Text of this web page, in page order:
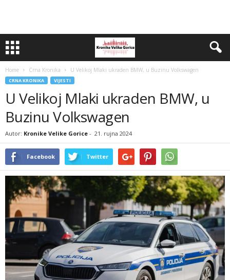
Home Crna Kronika U Velikoj Mlaki ukraden BMW, u Buzinu Volkswagen
CRNA KRONIKA VIJESTI
U Velikoj Mlaki ukraden BMW, u
Buzinu Volkswagen
Autor: Kronike Velike Gorice - 21. rujna 2024
Facebook Twitter